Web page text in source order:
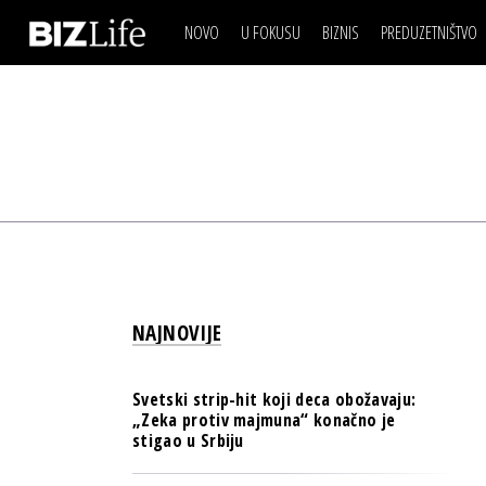
NOVO U FOKUSU BIZNIS
ESG & ENERGY
PULS REGIONA
PREDUZETNIŠTVO
IZJAVA DANABIZNIS SCENA
NOVO NA RAFU
NAJNOVIJE
Svetski strip-hit koji deca obožavaju:
„Zeka protiv majmuna“ konačno je
stigao u Srbiju